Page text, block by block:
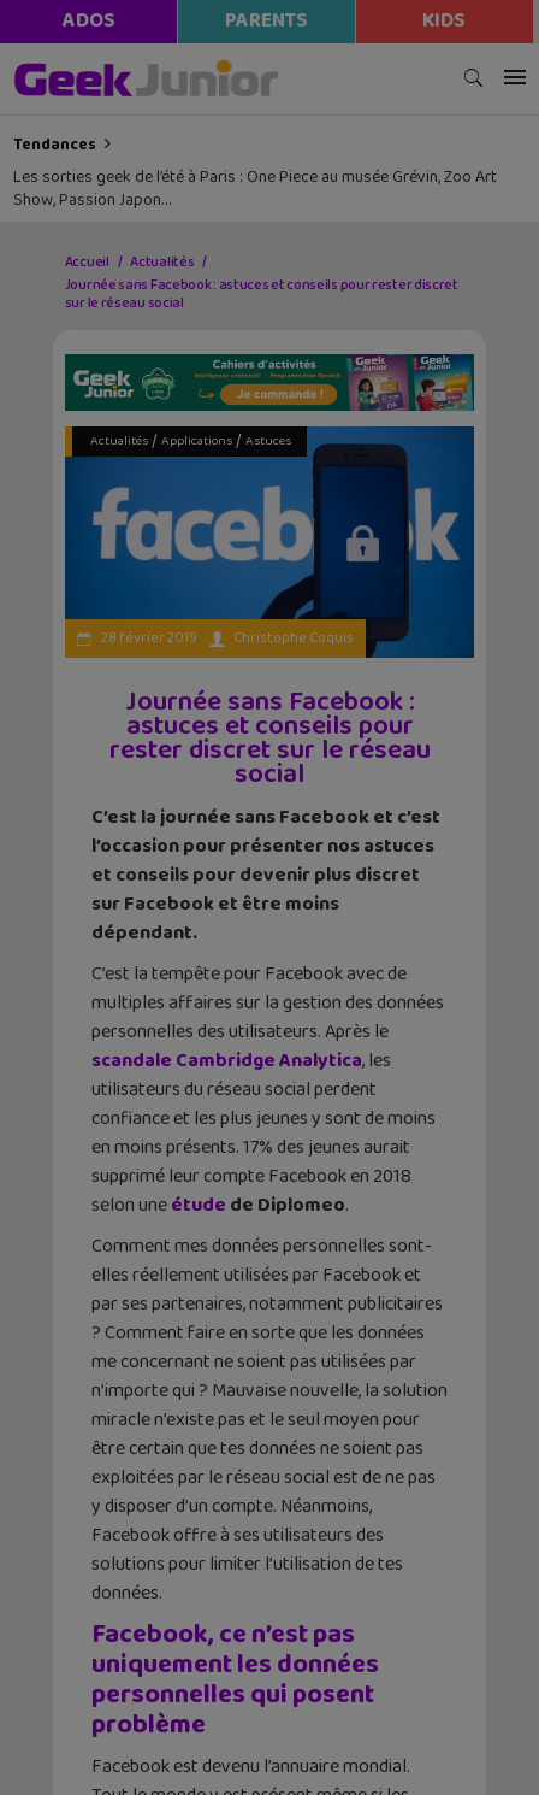
ADOS PARENTS KIDS
Tendances
Les sorties geek de l’été à Paris : One Piece au musée Grévin, Zoo Art
Show, Passion Japon…
Accueil
Actualités
Journée sans Facebook : astuces et conseils pour rester discret
sur le réseau social
Actualités/ Applications/ Astuces
28 février 2019 Christophe Coquis
Journée sans Facebook :
astuces et conseils pour
rester discret sur le réseau
social
C’est la journée sans Facebook et c’est
l’occasion pour présenter nos astuces
et conseils pour devenir plus discret
sur Facebook et être moins
dépendant.
C’est la tempête pour Facebook avec de
multiples affaires sur la gestion des données
personnelles des utilisateurs. Après le
scandale Cambridge Analytica, les
utilisateurs du réseau social perdent
confiance et les plus jeunes y sont de moins
en moins présents.17% des jeunes aurait
supprimé leur compte Facebook en 2018
selon uneétude de Diplomeo.
Comment mes données personnelles sont-
elles réellement utilisées par Facebook et
par ses partenaires, notamment publicitaires
? Comment faire en sorte que les données
me concernant ne soient pas utilisées par
n’importe qui ? Mauvaise nouvelle, la solution
miracle n’existe pas et le seul moyen pour
être certain que tes données ne soient pas
exploitées par le réseau social est de ne pas
y disposer d’un compte. Néanmoins,
Facebook offre à ses utilisateurs des
solutions pour limiter l’utilisation de tes
données.
Facebook, ce n’est pas
uniquement les données
personnelles qui posent
problème
Facebook est devenu l’annuaire mondial.